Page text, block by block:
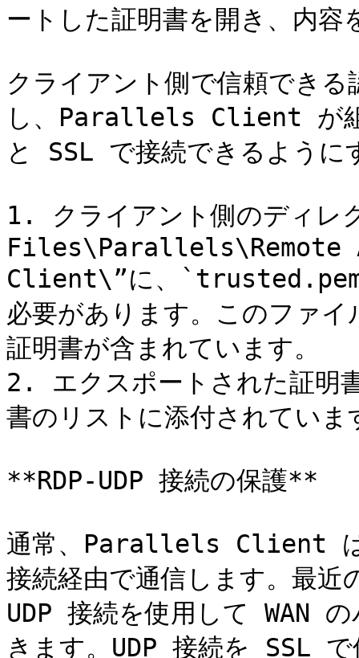
ートした証明書を開き、内
クライアント側で信頼でき
し、Parallels Client が組
と SSL で接続できるように
1. クライアント側のディレ
Client\”に、`trusted.pem`
必要があります。このファ
証明書が含まれています。
2. エクスポートされた証明
書のリストに添付されていま
**RDP-UDP 接続の保護**
通常、Parallels Client は
接続経由で通信します。最
UDP 接続を使用して WAN
きます。UDP 接続を SSL